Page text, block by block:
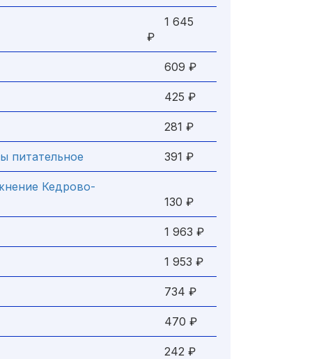
1 645
₽
609 ₽
425 ₽
281 ₽
питательное 391 ₽
Кедрово-
130 ₽
1 963 ₽
1 953 ₽
734 ₽
470 ₽
242 ₽